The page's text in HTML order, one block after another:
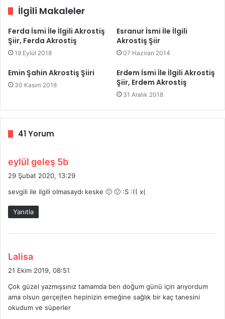
İlgili Makaleler
Ferda İsmi İle İlgili Akrostiş
Şiir, Ferda Akrostiş
19 Eylül 2018
Esranur İsmi İle İlgili
Akrostiş Şiir
07 Haziran 2014
Emin Şahin Akrostiş Şiiri
30 Kasım 2018
Erdem İsmi İle İlgili Akrostiş
Şiir, Erdem Akrostiş
31 Aralık 2018
41 Yorum
eylül geleş 5b
e
i
29 Şubat 2020, 13:29
sevgili ile ilgili olmasaydı keske 🙁 🙁 :S :(( x(
Yanıtla
Lalisa
e
i
k
21 Ekim 2019, 08:51
Çok güzel yazmışsınız tamamda ben doğum günü için arıyordum
ama olsun gerçejten hepinizin emeğine sağlık bir kaç tanesini
okudum ve süperler